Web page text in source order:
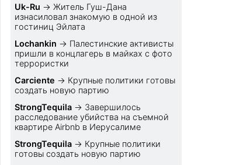
Uk-Ru → Житель Гуш-Дана
изнасиловал знакомую в одной из
гостиниц Эйлата
Lochankin → Палестинские активисты
пришли в концлагерь в майках с фото
террористки
Carciente → Крупные политики готовы
создать новую партию
StrongTequila → Завершилось
расследование убийства на съемной
квартире Airbnb в Иерусалиме
StrongTequila → Крупные политики
готовы создать новую партию